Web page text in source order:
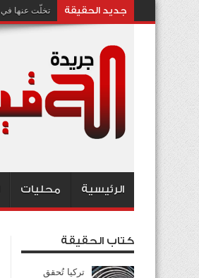
جديد الحقيقة تخلّت عنها في 2021.. ميتا تعيد إحياء تقنية تثير الجدل بشأن انتهاك الخصوصية
الرئيسية محليات
كتاب الحقيقة
تركيا تُحقق